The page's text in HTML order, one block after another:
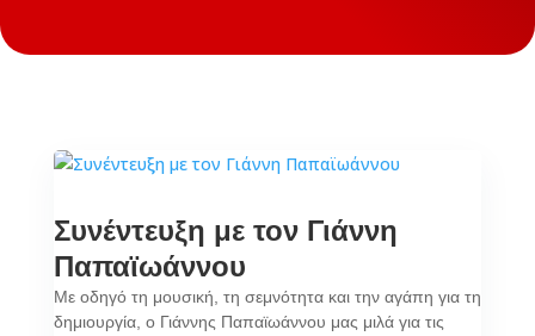
Συνέντευξη με τον Γιάννη
Παπαϊωάννου
Με οδηγό τη μουσική, τη σεμνότητα και την αγάπη για τη
δημιουργία, ο Γιάννης Παπαϊωάννου μας μιλά για τις